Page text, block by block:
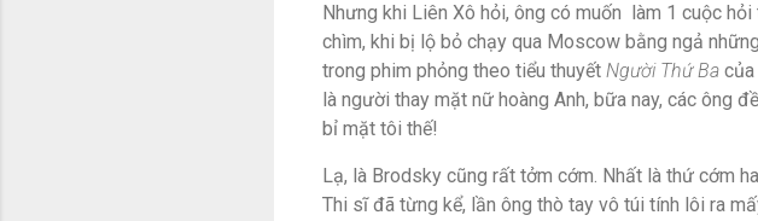
Nhưng khi Liên Xô hỏi, ông có muốn làm 1 cuộc
chìm, khi bị lộ bỏ chạy qua Moscow bằng ngả
trong phim phỏng theo tiểu thuyết Người Thứ Ba
là người thay mặt nữ hoàng Anh, bữa nay, các ông
bỉ mặt tôi thế!
Lạ, là Brodsky cũng rất tởm cớm. Nhất là thứ cớm
Thi sĩ đã từng kể, lần ông thò tay vô túi tính lôi ra